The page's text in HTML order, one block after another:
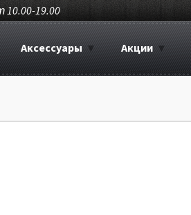
19.00
Аксессуары Акции